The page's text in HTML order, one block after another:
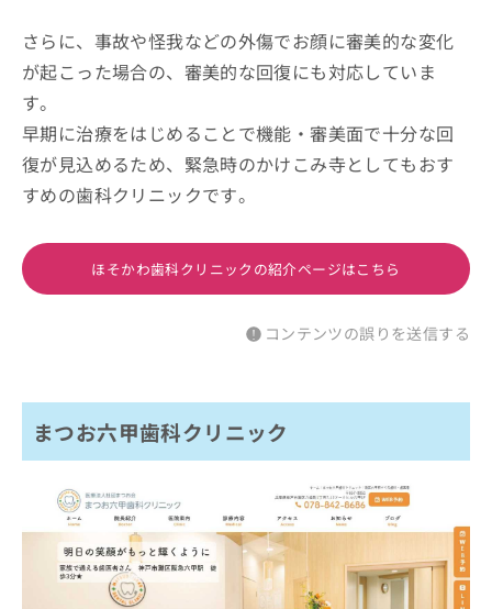
さらに、事故や怪我などの外傷でお顔に審美的な変化
が起こった場合の、審美的な回復にも対応していま
す。
早期に治療をはじめることで機能・審美面で十分な回
復が見込めるため、緊急時のかけこみ寺としてもおす
すめの歯科クリニックです。
ほそかわ歯科クリニックの紹介ページはこちら
コンテンツの誤りを送信する
まつお六甲歯科クリニック